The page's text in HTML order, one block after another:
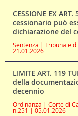
CESSIONE EX
cessionario può
dichiarazione del
Sentenza | Tribunale
21.01.2026
LIMITE ART. 119
della
decennio
Ordinanza | Corte di
n.251 | 05.01.2026